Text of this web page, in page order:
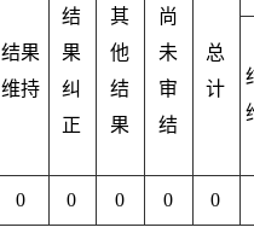
结果
维持
结
果
纠
正
其
他
结
果
尚
未
审
结
总
计
0 0 0 0 0